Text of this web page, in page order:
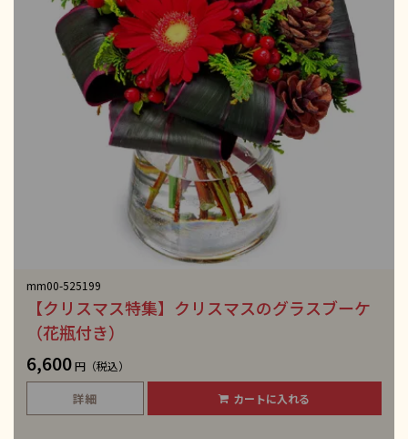
mm00-525199
【クリスマス特集】クリスマスのグラスブーケ
（花瓶付き）
6,600円（税込）
詳細 カートに入れる